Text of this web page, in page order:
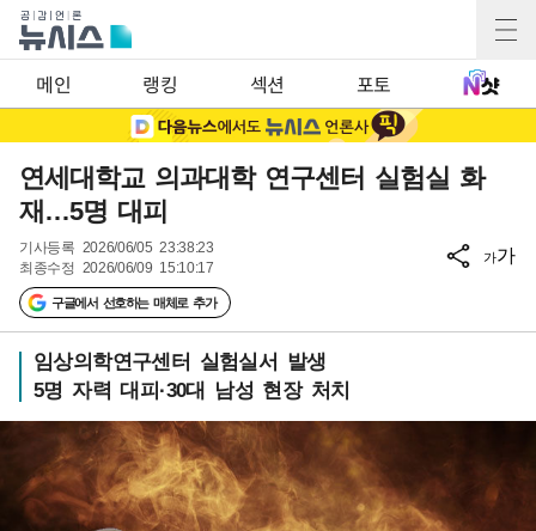
메인 랭킹 섹션 포토
연세대학교 의과대학 연구센터 실험실 화
재…5명 대피
기사등록 2026/06/05 23:38:23
최종수정 2026/06/09 15:10:17
구글에서 선호하는 매체로 추가
가가
임상의학연구센터 실험실서 발생
5명 자력 대피·30대 남성 현장 처치